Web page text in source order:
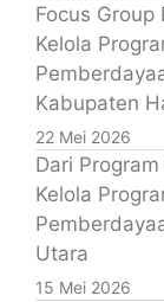
Focus Group
Kelola
Kabupaten
22 Mei 2026
Dari
Kelola
Utara
15 Mei 2026